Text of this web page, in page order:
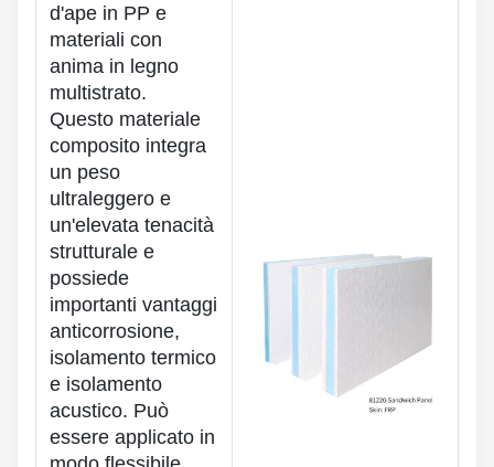
d'ape in PP e
materiali con
anima in legno
multistrato.
Questo materiale
composito integra
un peso
ultraleggero e
un'elevata tenacità
strutturale e
possiede
importanti vantaggi
anticorrosione,
isolamento termico
e isolamento
acustico. Può
essere applicato in